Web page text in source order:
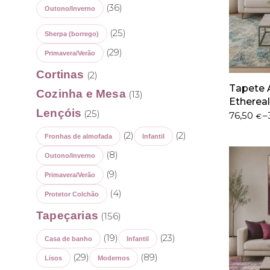
Tapete
Ethereal
76,50 €–
Price
Outono/Inverno (36)
Sherpa (borrego) (25)
Primavera/Verão (29)
Cortinas (2)
Cozinha e Mesa (13)
Lençóis (25)
Fronhas de almofada (2) Infantil (2)
Outono/Inverno (8)
Primavera/Verão (9)
Protetor Colchão (4)
Tapeçarias (156)
Casa de banho (19) Infantil (23)
Lisos (29) Modernos (89)